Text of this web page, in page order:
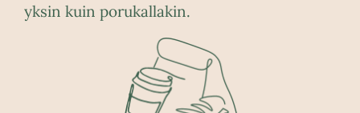
yksin kuin porukallakin.